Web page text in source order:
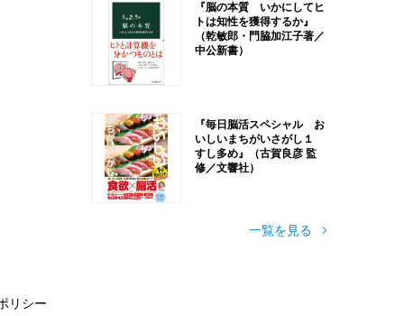
『脳の本質 いかにしてヒ
トは知性を獲得するか』
（乾敏郎・門脇加江子著／
中公新書）
『毎日脳活スペシャル お
いしいまちがいさがし１
すし多め』（古賀良彦 監
修／文響社）
一覧を見る
リシー